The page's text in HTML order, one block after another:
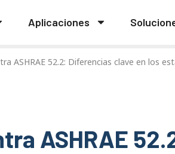
Aplicaciones
ASHRAE 52.2: Diferencias clave en los
ASHRAE